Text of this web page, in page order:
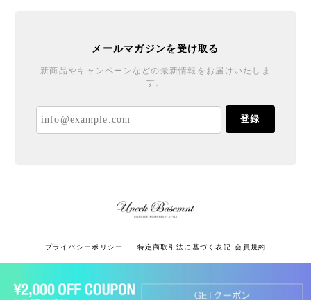
メールマガジンを受け取る
新商品やキャンペーンなどの最新情報をお届けいたしま
す。
登録
プライバシーポリシー 特定商取引法に基づく表記 会員規約